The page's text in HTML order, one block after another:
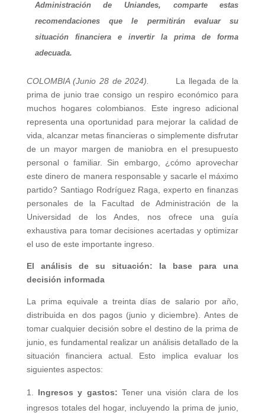
Administración de Uniandes, comparte estas
recomendaciones que le permitirán evaluar su
situación financiera e invertir la prima de forma
adecuada.
COLOMBIA (Junio 28 de 2024). La llegada de la
prima de junio trae consigo un respiro económico para
muchos hogares colombianos. Este ingreso adicional
representa una oportunidad para mejorar la calidad de
vida, alcanzar metas financieras o simplemente disfrutar
de un mayor margen de maniobra en el presupuesto
personal o familiar. Sin embargo, ¿cómo aprovechar
este dinero de manera responsable y sacarle el máximo
partido? Santiago Rodríguez Raga, experto en finanzas
personales de la Facultad de Administración de la
Universidad de los Andes, nos ofrece una guía
exhaustiva para tomar decisiones acertadas y optimizar
el uso de este importante ingreso.
El análisis de su situación: la base para una
decisión informada
La prima equivale a treinta días de salario por año,
distribuida en dos pagos (junio y diciembre). Antes de
tomar cualquier decisión sobre el destino de la prima de
junio, es fundamental realizar un análisis detallado de la
situación financiera actual. Esto implica evaluar los
siguientes aspectos:
Ingresos y gastos: Tener una visión clara de los
ingresos totales del hogar, incluyendo la prima de junio,